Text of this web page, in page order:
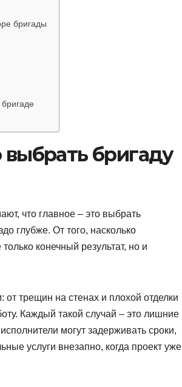
бригады
бригаду
что главное – это выбрать
глубже. От того, насколько
конечный результат, но и
трещин на стенах и плохой отделки
Каждый такой случай – это лишние
могут задерживать сроки,
услуги внезапно, когда проект уже